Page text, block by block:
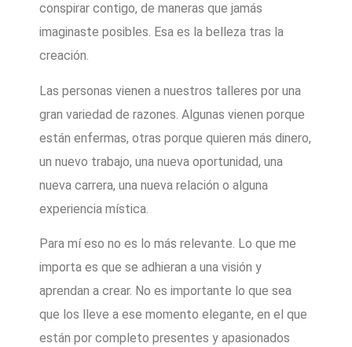
conspirar contigo, de maneras que jamás
imaginaste posibles. Esa es la belleza tras la
creación.
Las personas vienen a nuestros talleres por una
gran variedad de razones. Algunas vienen porque
están enfermas, otras porque quieren más dinero,
un nuevo trabajo, una nueva oportunidad, una
nueva carrera, una nueva relación o alguna
experiencia mística.
Para mí eso no es lo más relevante. Lo que me
importa es que se adhieran a una visión y
aprendan a crear. No es importante lo que sea
que los lleve a ese momento elegante, en el que
están por completo presentes y apasionados